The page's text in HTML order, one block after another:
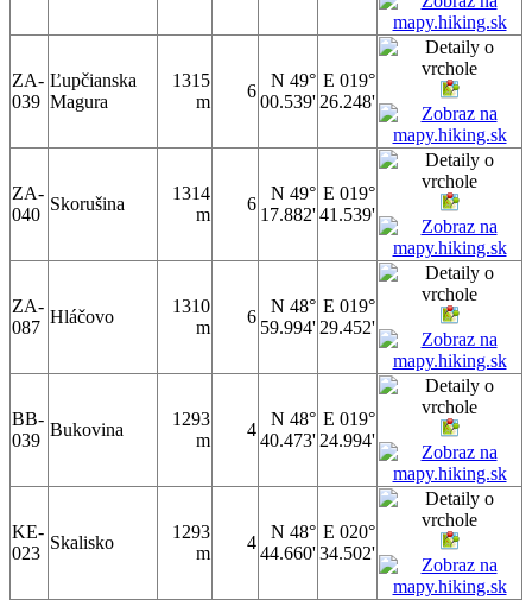
ZA-
039
Ľupčianska
Magura
1315
m
6
N 49°
00.539'
E 019°
26.248'
ZA-
040
Skorušina
1314
m
6
N 49°
17.882'
E 019°
41.539'
ZA-
087
Hláčovo
1310
m
6
N 48°
59.994'
E 019°
29.452'
BB-
039
Bukovina
1293
m
4
N 48°
40.473'
E 019°
24.994'
KE-
023
Skalisko
1293
m
4
N 48°
44.660'
E 020°
34.502'